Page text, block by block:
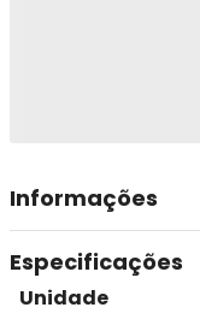
Informações
Especificações
Unidade